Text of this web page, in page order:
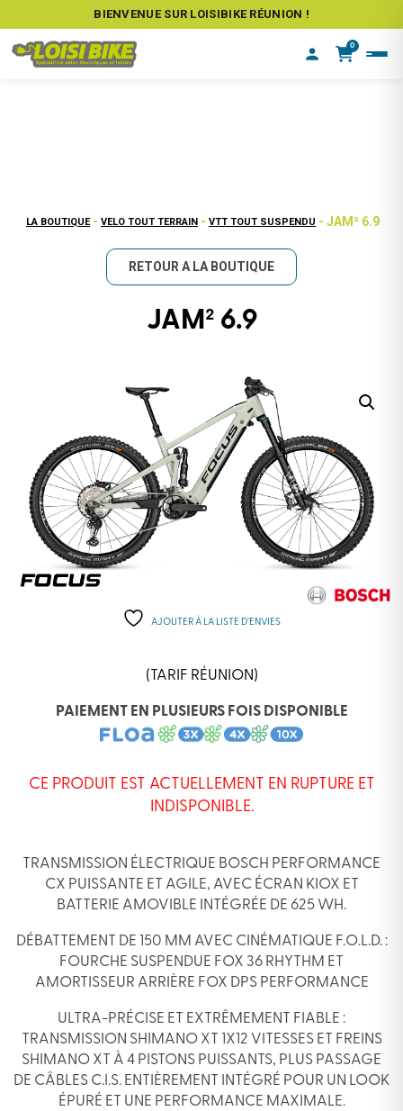
BIENVENUE SUR LOISIBIKE RÉUNION !
0
LA BOUTIQUE - VELO TOUT TERRAIN - VTT TOUT SUSPENDU - JAM² 6.9
RETOUR A LA BOUTIQUE
JAM² 6.9
AJOUTER À LA LISTE D’ENVIES
(TARIF RÉUNION)
PAIEMENT EN PLUSIEURS FOIS DISPONIBLE
CE PRODUIT EST ACTUELLEMENT EN RUPTURE ET
INDISPONIBLE.
TRANSMISSION ÉLECTRIQUE BOSCH PERFORMANCE
CX PUISSANTE ET AGILE, AVEC ÉCRAN KIOX ET
BATTERIE AMOVIBLE INTÉGRÉE DE 625 WH.
DÉBATTEMENT DE 150 MM AVEC CINÉMATIQUE F.O.L.D. :
FOURCHE SUSPENDUE FOX 36 RHYTHM ET
AMORTISSEUR ARRIÈRE FOX DPS PERFORMANCE
ULTRA-PRÉCISE ET EXTRÊMEMENT FIABLE :
TRANSMISSION SHIMANO XT 1X12 VITESSES ET FREINS
SHIMANO XT À 4 PISTONS PUISSANTS, PLUS PASSAGE
DE CÂBLES C.I.S. ENTIÈREMENT INTÉGRÉ POUR UN LOOK
ÉPURÉ ET UNE PERFORMANCE MAXIMALE.